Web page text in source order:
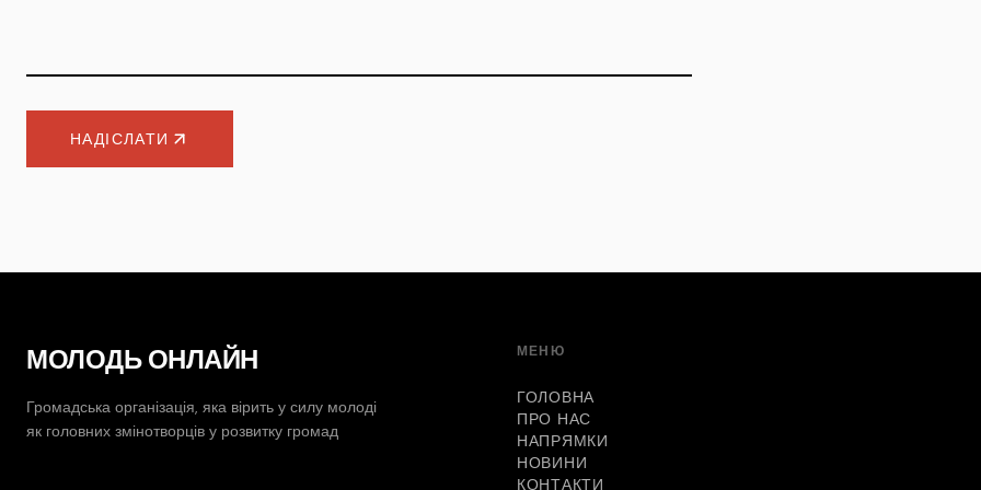
НАДІСЛАТИ
МОЛОДЬ ОНЛАЙН
Громадська організація, яка вірить у силу молоді
як головних змінотворців у розвитку громад
МЕНЮ
ГОЛОВНА
ПРО НАС
НАПРЯМКИ
НОВИНИ
КОНТАКТИ